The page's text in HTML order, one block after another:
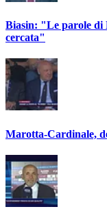
Biasin: "Le parole di
cercata"
Marotta-Cardinale,